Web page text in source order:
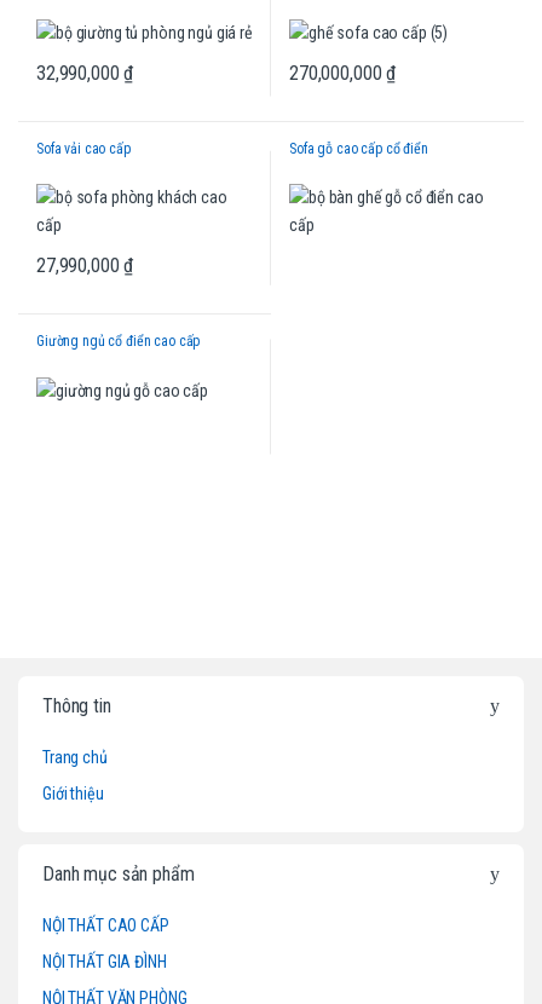
32,990,000₫ 270,000,000₫
Sofa vải cao cấp
27,990,000₫
Sofa gỗ cao cấp cổ điển
Giường ngủ cổ điển cao cấp
Thông tin
Trang chủ
Giới thiệu
Danh mục sản phẩm
NỘI THẤT CAO CẤP
NỘI THẤT GIA ĐÌNH
NỘI THẤT VĂN PHÒNG